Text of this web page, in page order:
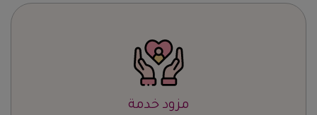
مزود خدمة